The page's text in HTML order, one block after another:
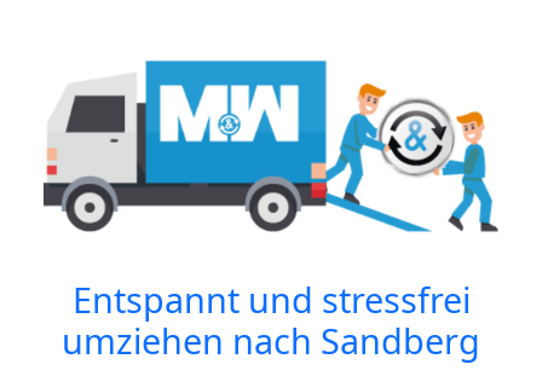
Entspannt und stressfrei
umziehen nach Sandberg